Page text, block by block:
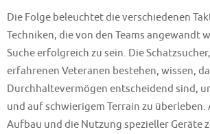
Die Folge beleuchtet die verschiedenen
Techniken, die von den Teams angewandt
Suche erfolgreich zu sein. Die
erfahrenen Veteranen bestehen, wissen,
Durchhaltevermögen entscheidend sind,
und auf schwierigem Terrain zu
Aufbau und die Nutzung spezieller Geräte